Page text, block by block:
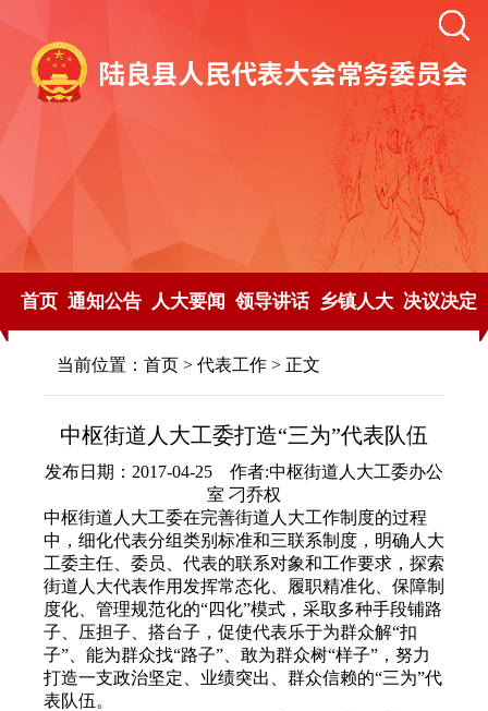
首页 通知公告 人大要闻 领导讲话 乡镇人大 决议决定
当前位置： 首页 > 代表工作 > 正文
中枢街道人大工委打造“三为”代表队伍
发布日期：2017-04-25 作者:中枢街道人大工委办公
室 刁乔权
中枢街道人大工委在完善街道人大工作制度的过程
中，细化代表分组类别标准和三联系制度，明确人大
工委主任、委员、代表的联系对象和工作要求，探索
街道人大代表作用发挥常态化、履职精准化、保障制
度化、管理规范化的“四化”模式，采取多种手段铺路
子、压担子、搭台子，促使代表乐于为群众解“扣
子”、能为群众找“路子”、敢为群众树“样子”，努力
打造一支政治坚定、业绩突出、群众信赖的“三为”代
表队伍。